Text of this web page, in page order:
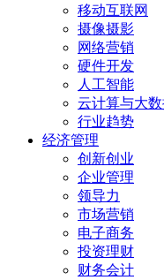
移动互联网
摄像摄影
网络营销
硬件开发
人工智能
云计算与大
行业趋势
经济管理
创新创业
企业管理
领导力
市场营销
电子商务
投资理财
财务会计